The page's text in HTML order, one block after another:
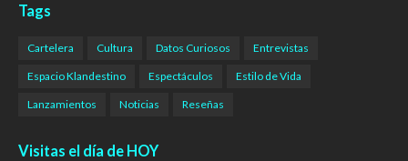
Tags
Cartelera Cultura Datos Curiosos Entrevistas
Espacio Klandestino Espectáculos Estilo de Vida
Lanzamientos Noticias Reseñas
Visitas el día de HOY